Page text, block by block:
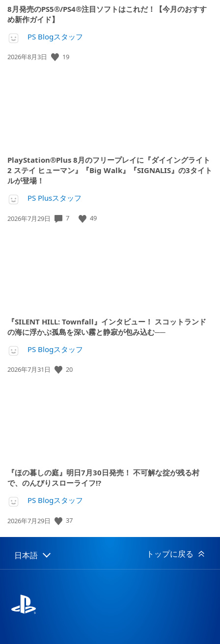
8月発売のPS5®/PS4®注目ソフトはこれだ！【今月のおすす
め新作ガイド】
PS Blogスタッフ
公
2026年8月3日 19
PlayStation®Plus 8月のフリープレイに『ダイイングライト
2 ステイ ヒューマン』『Big Walk』『SIGNALIS』の3タイト
ルが登場！
PS Plusスタッフ
公
2026年7月29日 7 49
『SILENT HILL: Townfall』インタビュー！ スコットランド
の海に浮かぶ孤島を深い霧と静寂が包み込む──
PS Blogスタッフ
公
2026年7月31日 20
『ほの暮しの庭』明日7月30日発売！ 不可解な掟が残る村
で、のんびりスローライフ!?
PS Blogスタッフ
公
日:
2026年7月29日 37
Select
a
Current
region:
日本語 トップに戻る